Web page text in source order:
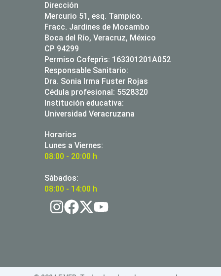
Dirección
Mercurio 51, esq. Tampico.
Fracc. Jardines de Mocambo
Boca del Río, Veracruz, México
CP 94299
Permiso Cofeprìs: 163301201A052
Responsable Sanitario:
Dra. Sonia Irma Fuster Rojas
Cédula profesional: 5528320
Institución educativa:
Universidad Veracruzana
Horarios
Lunes a Viernes:
08:00 - 20:00 h
Sábados:
08:00 - 14:00 h